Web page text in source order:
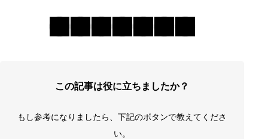
この記事は役に立ちましたか？
もし参考になりましたら、下記のボタンで教えてくださ
い。